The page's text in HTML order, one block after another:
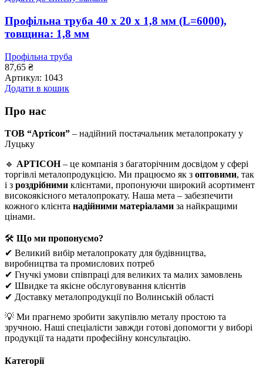
Профільна труба 40 х 20 х 1,8 мм (L=6000),
товщина: 1,8 мм
Профільна труба
87,65 ₴
Артикул: 1043
Додати в кошик
Про нас
ТОВ “Артісон” – надійний постачальник металопрокату у
Луцьку
🔹 АРТІСОН– це компанія з багаторічним досвідом у сфері
торгівлі металопродукцією. Ми працюємо як з оптовими, так
і з роздрібними клієнтами, пропонуючи широкий асортимент
високоякісного металопрокату. Наша мета – забезпечити
кожного клієнта надійними матеріалами за найкращими
цінами.
🛠 Що ми пропонуємо?
✔ Великий вибір металопрокату для будівництва,
виробництва та промислових потреб
✔ Гнучкі умови співпраці для великих та малих замовлень
✔ Швидке та якісне обслуговування клієнтів
✔ Доставку металопродукції по Волинській області
💡 Ми прагнемо зробити закупівлю металу простою та
зручною. Наші спеціалісти завжди готові допомогти у виборі
продукції та надати професійну консультацію.
Категорії